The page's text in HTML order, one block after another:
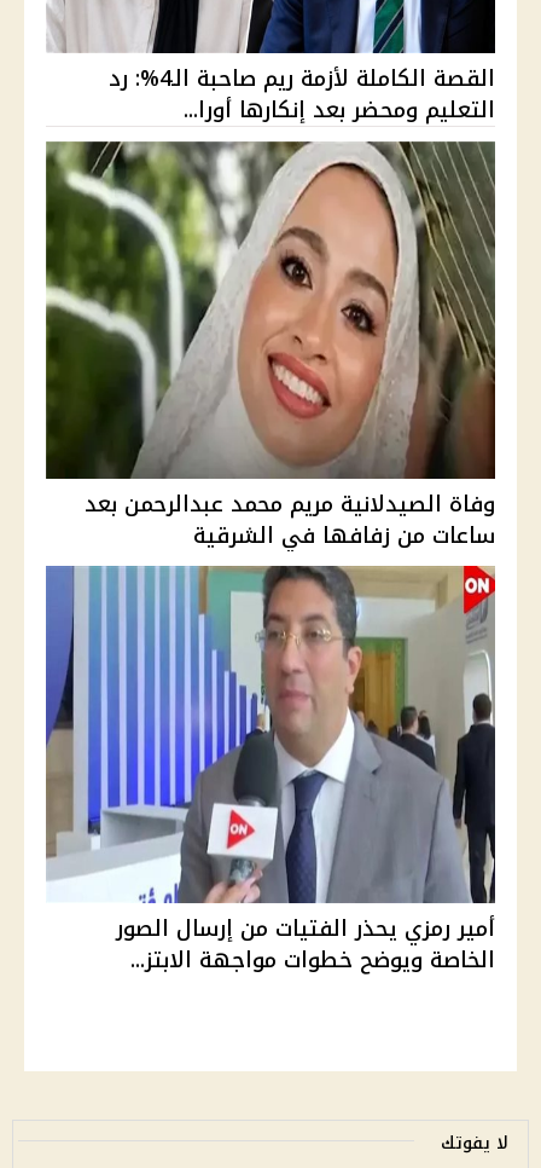
القصة الكاملة لأزمة ريم صاحبة الـ4%: رد
التعليم ومحضر بعد إنكارها أورا...
وفاة الصيدلانية مريم محمد عبدالرحمن بعد
ساعات من زفافها في الشرقية
أمير رمزي يحذر الفتيات من إرسال الصور
الخاصة ويوضح خطوات مواجهة الابتز...
لا يفوتك